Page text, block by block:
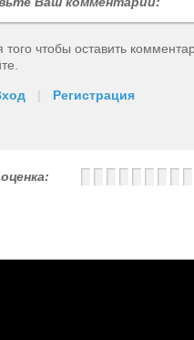
того чтобы оставить
| Регистрация